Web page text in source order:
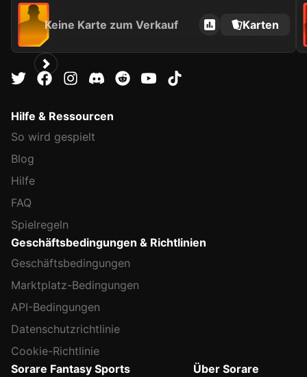
Keine Karte zum Verkauf Karten
Hilfe & Ressourcen
So wird gespielt
Blog
Hilfe
FAQ
Spielregeln
Geschäftsbedingungen & Richtlinien
Geschäftsbedingungen
Marktplatz-Bedingungen
API-Bedingungen
Datenschutzrichtlinie
Cookie-Richtlinie
Sorare Fantasy Sports
Über Sorare